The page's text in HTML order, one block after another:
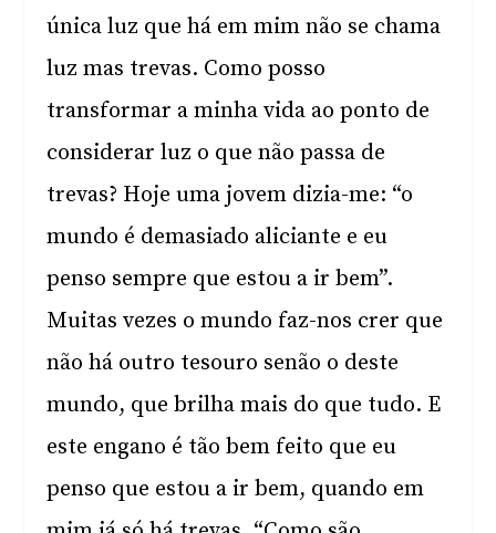
única luz que há em mim não se chama
luz mas trevas. Como posso
transformar a minha vida ao ponto de
considerar luz o que não passa de
trevas? Hoje uma jovem dizia-me: “o
mundo é demasiado aliciante e eu
penso sempre que estou a ir bem”.
Muitas vezes o mundo faz-nos crer que
não há outro tesouro senão o deste
mundo, que brilha mais do que tudo. E
este engano é tão bem feito que eu
penso que estou a ir bem, quando em